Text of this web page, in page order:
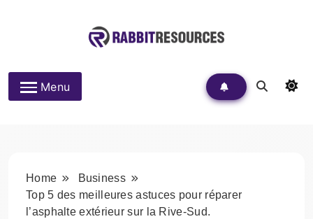
Rabbit Resources
Menu
Home
Business
Top 5 des meilleures astuces pour réparer
l’asphalte extérieur sur la Rive-Sud.